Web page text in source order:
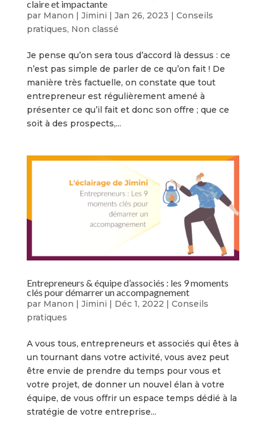
claire et impactante
par Manon | Jimini | Jan 26, 2023 | Conseils
pratiques, Non classé
Je pense qu’on sera tous d’accord là dessus : ce
n’est pas simple de parler de ce qu’on fait ! De
manière très factuelle, on constate que tout
entrepreneur est régulièrement amené à
présenter ce qu’il fait et donc son offre ; que ce
soit à des prospects,...
Entrepreneurs & équipe d’associés : les 9 moments
clés pour démarrer un accompagnement
par Manon | Jimini Déc 1, 2022
Conseils
pratiques
A vous tous, entrepreneurs et associés qui êtes à
un tournant dans votre activité, vous avez peut
être envie de prendre du temps pour vous et
votre projet, de donner un nouvel élan à votre
équipe, de vous offrir un espace temps dédié à la
stratégie de votre entreprise...